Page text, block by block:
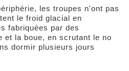
les troupes n'ont pas
le froid glacial en
fabriquées par des
et la boue, en scrutant le no
dormir plusieurs jours